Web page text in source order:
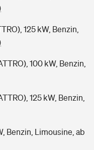
125 kW, Benzin,
100 kW, Benzin,
125 kW, Benzin,
Benzin, Limousine, ab